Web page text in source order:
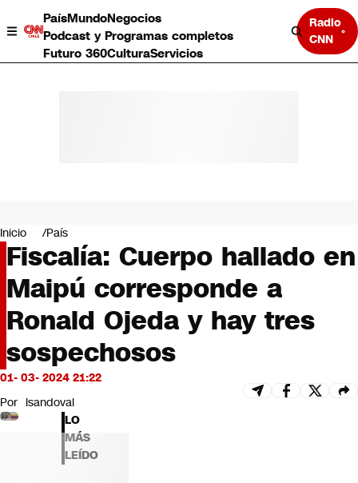
PaísMundoNegocios
Podcast y Programas completos
Futuro 360CulturaServicios
Radio
CNN
Negocios
Deportes
Programas completos
Cultura
Servicios
Bits
CNN tiempo
Futuro 360
Inicio País
Fiscalía: Cuerpo hallado en
Maipú corresponde a
Ronald Ojeda y hay tres
sospechosos
01- 03- 2024 21:22
Por lsandoval
LO
MÁS
LEÍDO